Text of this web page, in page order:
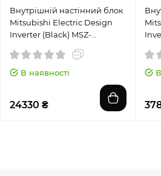
Внутрішній настінний блок
Mitsubishi Electric Design
Inverter (Black) MSZ-
В наявності
24330 ₴